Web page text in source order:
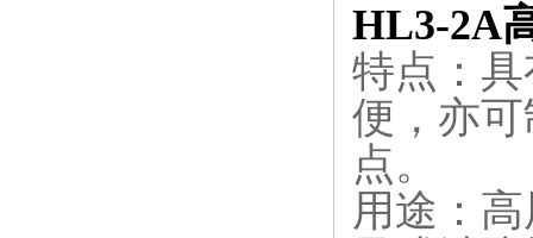
HL3-2A
特点：
便，亦
点。
用途：